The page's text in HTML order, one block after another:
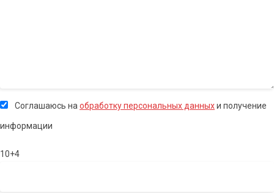
Соглашаюсь на обработку персональных данныхи получение
информации
10+4